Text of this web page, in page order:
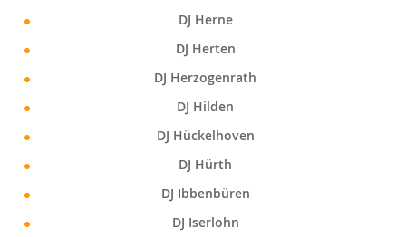
DJ Herne
DJ Herten
DJ Herzogenrath
DJ Hilden
DJ Hückelhoven
DJ Hürth
DJ Ibbenbüren
DJ Iserlohn